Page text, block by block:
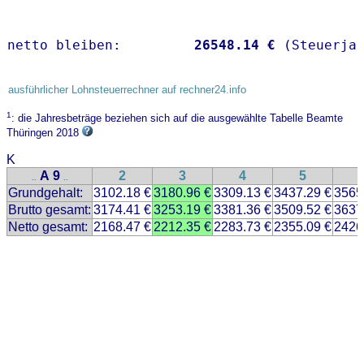
netto bleiben: 26548.14 €
ausführlicher Lohnsteuerrechner auf rechner24.info
1: die Jahresbeträge beziehen sich auf die ausgewählte Tabelle Beamte
Thüringen 2018
K
.. A 9 .. 2 3 4 5
Grundgehalt:
3102.18 €3180.96 €3309.13 €3437.29 €
Brutto gesamt: 3174.41 €3253.19 €3381.36 €3509.52 €
Netto gesamt: 2168.47 € 2212.35 € 2283.73 € 2355.09 €